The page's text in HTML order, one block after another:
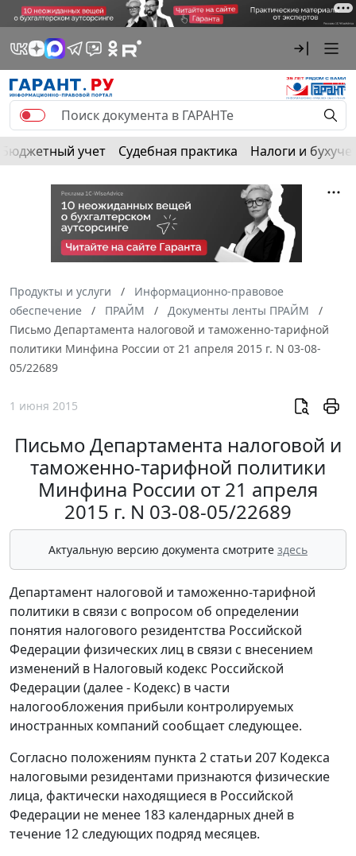
Бюджетный учет Судебная практика Налоги и
Продукты и услуги
Информационно-правовое
обеспечение
ПРАЙМ
Документы ленты ПРАЙМ
Письмо Департамента налоговой и таможенно-тарифной
политики Минфина России от 21 апреля 2015 г. N 03-08-
05/22689
1 июня 2015
Письмо Департамента налоговой и
таможенно-тарифной политики
Минфина России от 21 апреля
2015 г. N 03-08-05/22689
Актуальную версию документа смотрите здесь
Департамент налоговой и таможенно-тарифной
политики в связи с вопросом об определении
понятия налогового резидентства Российской
Федерации физических лиц в связи с внесением
изменений в Налоговый кодекс Российской
Федерации (далее - Кодекс) в части
налогообложения прибыли контролируемых
иностранных компаний сообщает следующее.
Согласно положениям пункта 2 статьи 207 Кодекса
налоговыми резидентами признаются физические
лица, фактически находящиеся в Российской
Федерации не менее 183 календарных дней в
течение 12 следующих подряд месяцев.